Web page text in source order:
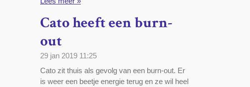
Cato heeft een burn-
out
29 jan 2019 11:25
Cato zit thuis als gevolg van een burn-out. Er
is weer een beetje energie terug en ze wil heel